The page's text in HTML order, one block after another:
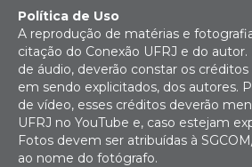
Política de Uso
A reprodução de matérias e
citação do Conexão UFRJ e do
de áudio, deverão constar os créditos
em sendo explicitados, dos autores.
de vídeo, esses créditos deverão
UFRJ no YouTube e, caso estejam
Fotos devem ser atribuídas à
ao nome do fotógrafo.